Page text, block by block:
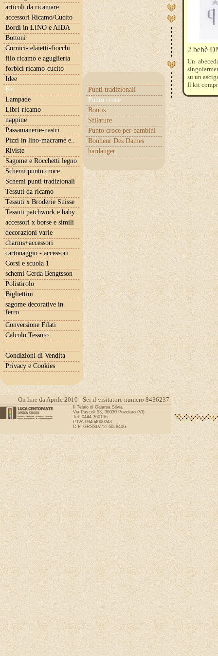
articoli da ricamare
accessori Ricamo/Cucito
Bordi in LINO e AIDA
Bottoni
Cornici-telaietti-fiocchi
filo ricamo e aguglieria
forbici ricamo-cucito
Idee
Kit
Punti tradizionali
Punto croce
Boutis
Sfilature
Punto croce per bambini
Bonheur Des Dames
hardanger
Lampade
Libri-ricamo
nappine
Passamanerie-nastri
Pizzi in lino-macramè e..
Riviste
Sagome e Rocchetti legno
Schemi punto croce
Schemi punti tradizionali
Tessuti da ricamo
Tessuti x Broderie Suisse
Tessuti patchwork e baby
accessori x borse e simili
decorazioni varie
charms+accessori
cartonaggio - accessori
Corsi e scuola 1
schemi Gerda Bengtsson
Polistirolo
Bigliettini
sagome decorative in
ferro
Conversione Filati
Calcolo Tessuto
Condizioni di Vendita
Privacy e Cookies
2 bebè
Un
su un
Il kit
On line da Aprile 2010 - Sei il visitatore numero 8436237
Il Telaio di Gaiarsa Silvia
Via Pascoli 53, 36030 Povolaro (VI)
Tel: 0444 360136
P.IVA 03464000243
C.F. GRSSLV72T60L840G